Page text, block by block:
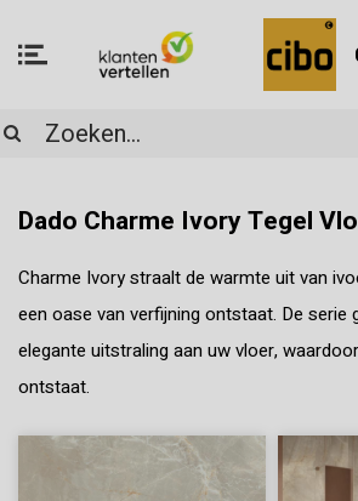
Dado Charme Ivory Tegel
Charme Ivory straalt de warmte uit van
een oase van verfijning ontstaat. De serie
elegante uitstraling aan uw vloer,
ontstaat.